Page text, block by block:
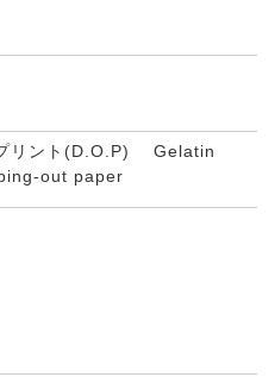
リント(D.O.P) Gelatin
out paper